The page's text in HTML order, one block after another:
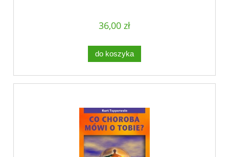
36,00 zł
do koszyka